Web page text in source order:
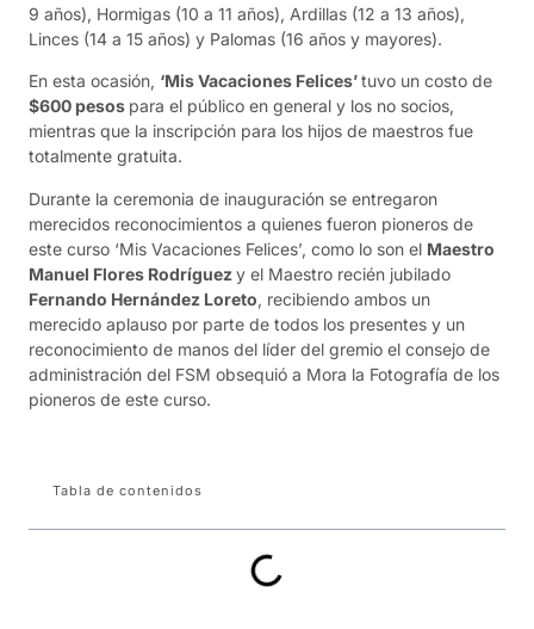
9 años), Hormigas (10 a 11 años), Ardillas (12 a 13 años),
Linces (14 a 15 años) y Palomas (16 años y mayores).
En esta ocasión, ‘Mis Vacaciones Felices’tuvo un costo de
$600 pesos para el público en general y los no socios,
mientras que la inscripción para los hijos de maestros fue
totalmente gratuita.
Durante la ceremonia de inauguración se entregaron
merecidos reconocimientos a quienes fueron pioneros de
este curso ‘Mis Vacaciones Felices’, como lo son el Maestro
Manuel Flores Rodríguez y el Maestro recién jubilado
Fernando Hernández Loreto, recibiendo ambos un
merecido aplauso por parte de todos los presentes y un
reconocimiento de manos del líder del gremio el consejo de
administración del FSM obsequió a Mora la Fotografía de los
pioneros de este curso.
Tabla de contenidos